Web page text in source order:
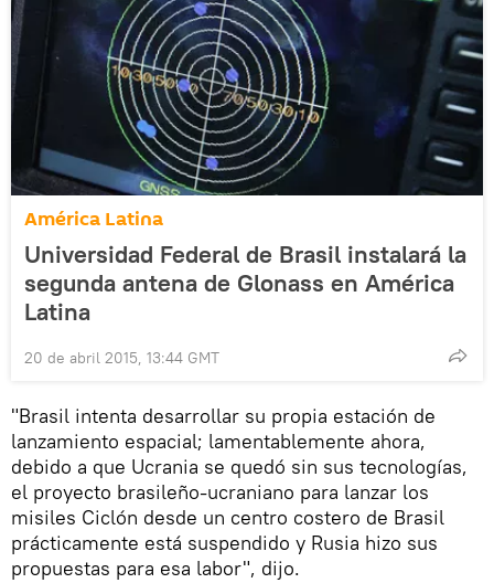
América Latina
Universidad Federal de Brasil instalará la
segunda antena de Glonass en América
Latina
20 de abril 2015, 13:44 GMT
"Brasil intenta desarrollar su propia estación de
lanzamiento espacial; lamentablemente ahora,
debido a que Ucrania se quedó sin sus tecnologías,
el proyecto brasileño-ucraniano para lanzar los
misiles Ciclón desde un centro costero de Brasil
prácticamente está suspendido y Rusia hizo sus
propuestas para esa labor", dijo.